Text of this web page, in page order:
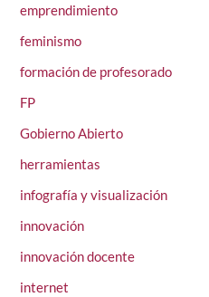
emprendimiento
feminismo
formación de profesorado
FP
Gobierno Abierto
herramientas
infografía y visualización
innovación
innovación docente
internet